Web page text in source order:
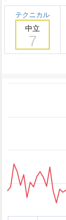
テクニカル
中立
7